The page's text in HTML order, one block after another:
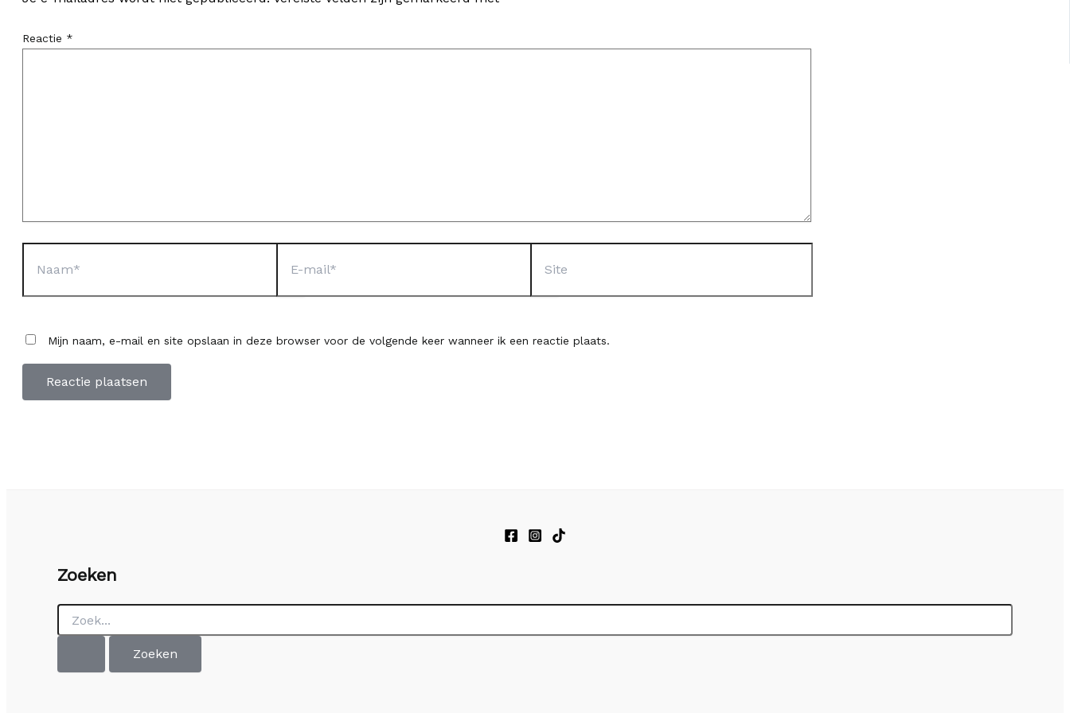
Reactie *
mail*
Mijn naam, e-mail en site opslaan in deze browser voor de volgende keer wanneer ik een reactie plaats.
Zoeken
Zoek
naar: